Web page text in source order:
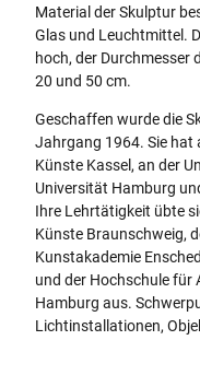
Material der Skulptur
Glas und Leuchtmittel.
hoch, der Durchmesser
20 und 50 cm.
Geschaffen wurde die
Jahrgang 1964. Sie hat
Künste Kassel, an der
Universität Hamburg
Ihre Lehrtätigkeit übte
Künste Braunschweig,
Kunstakademie
und der Hochschule für
Hamburg aus.
Lichtinstallationen,